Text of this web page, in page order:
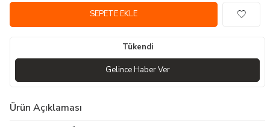
SEPETE EKLE
Tükendi
Gelince Haber Ver
Ürün Açıklaması